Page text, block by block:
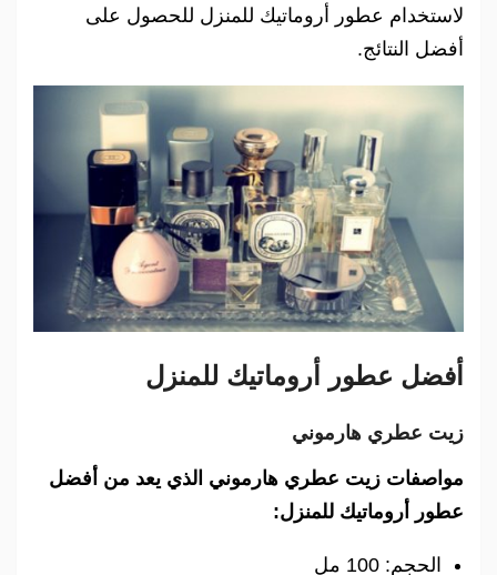
لاستخدام عطور أروماتيك للمنزل للحصول على
أفضل النتائج.
أفضل عطور أروماتيك للمنزل
زيت عطري هارموني
مواصفات زيت عطري هارموني الذي يعد من أفضل
عطور أروماتيك للمنزل:
الحجم: 100 مل